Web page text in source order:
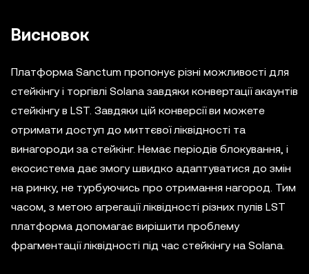
Висновок
Платформа Sanctum пропонує різні можливості для
стейкінгу і торгівлі Solana завдяки конвертації акаунтів
стейкінгу в LST. Завдяки цій конверсії ви можете
отримати доступ до миттєвої ліквідності та
винагороди за стейкінг. Немає періодів блокування, і
екосистема дає змогу швидко адаптуватися до змін
на ринку, не турбуючись про отримання нагород. Тим
часом, з метою агрегації ліквідності різних пулів LST
платформа допомагає вирішити проблему
фрагментації ліквідності під час стейкінгу на Solana.